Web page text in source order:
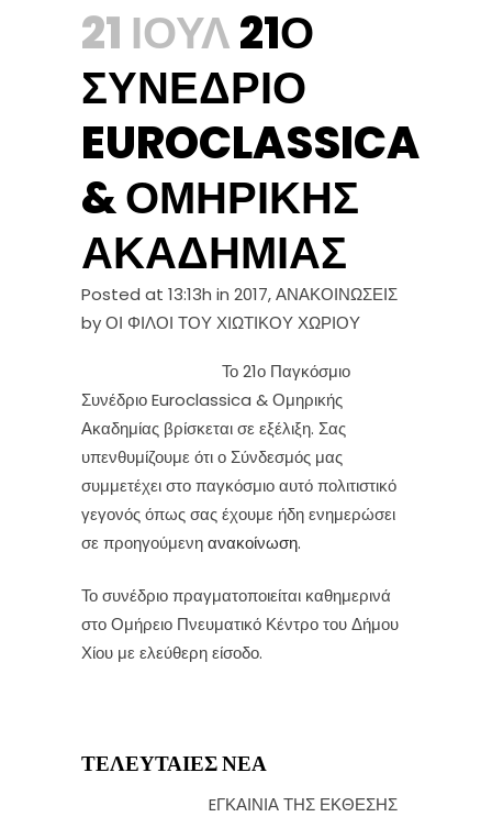
21 ΙΟΎΛ21Ο
ΣΥΝΈΔΡΙΟ
EUROCLASSICA
& ΟΜΗΡΙΚΉΣ
ΑΚΑΔΗΜΊΑΣ
Posted at 13:13h in 2017,ΑΝΑΚΟΙΝΩΣΕΙΣ
byΟΙ ΦΙΛΟΙ ΤΟΥ ΧΙΩΤΙΚΟΥ ΧΩΡΙΟΥ
Το 21ο Παγκόσμιο
Συνέδριο Euroclassica & Ομηρικής
Ακαδημίας βρίσκεται σε εξέλιξη. Σας
υπενθυμίζουμε ότι ο Σύνδεσμός μας
συμμετέχει στο παγκόσμιο αυτό πολιτιστικό
γεγονός όπως σας έχουμε ήδη ενημερώσει
σε προηγούμενηανακοίνωση.
Το συνέδριο πραγματοποιείται καθημερινά
στο Ομήρειο Πνευματικό Κέντρο του Δήμου
Χίου με ελεύθερη είσοδο.
ΤΕΛΕΥΤΑΊΕΣ ΝΈΑ
EΓΚΑΙΝΙΑ ΤΗΣ ΕΚΘΕΣΗΣ